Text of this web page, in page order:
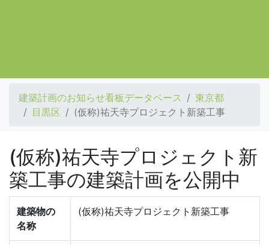
建築計画のお知らせ看板データベース
東京都
目黒区
(仮称)祐天寺プロジェクト新築工事
(仮称)祐天寺プロジェクト新
築工事の建築計画を公開中
建築物の
名称
(仮称)祐天寺プロジェクト新築工事